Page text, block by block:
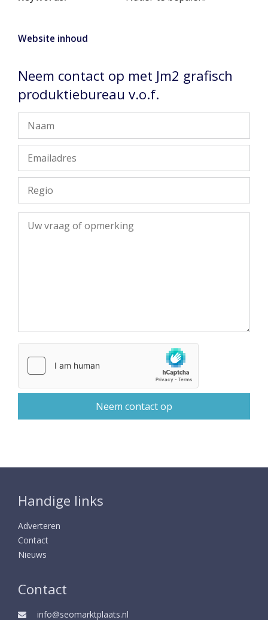
Website inhoud
Neem contact op met Jm2 grafisch
produktiebureau v.o.f.
Handige links
Adverteren
Contact
Nieuws
Contact
info@seomarktplaats.nl